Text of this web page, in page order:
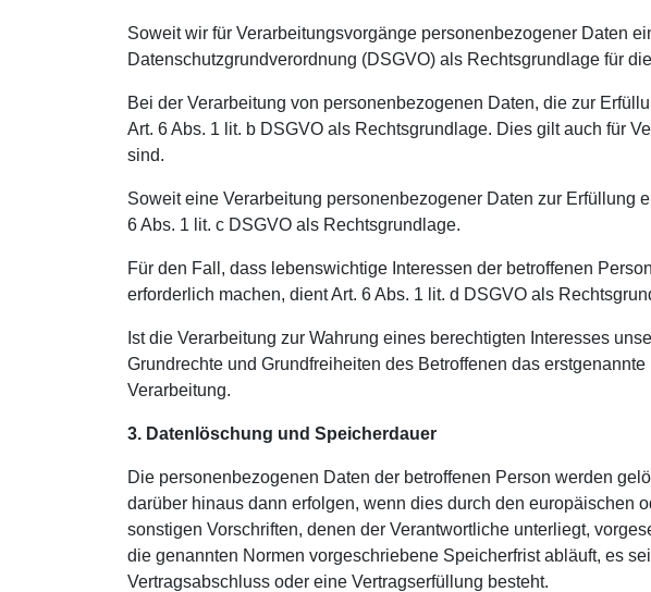
Soweit wir für Verarbeitungsvorgänge personenbezogener Daten
Datenschutzgrundverordnung (DSGVO) als Rechtsgrundlage für
Bei der Verarbeitung von personenbezogenen Daten, die zur
Art. 6 Abs. 1 lit. b DSGVO als Rechtsgrundlage. Dies gilt auch für
sind.
Soweit eine Verarbeitung personenbezogener Daten zur Erfüllung
6 Abs. 1 lit. c DSGVO als Rechtsgrundlage.
Für den Fall, dass lebenswichtige Interessen der betroffenen
erforderlich machen, dient Art. 6 Abs. 1 lit. d DSGVO als
Ist die Verarbeitung zur Wahrung eines berechtigten Interesses
Grundrechte und Grundfreiheiten des Betroffenen das
Verarbeitung.
3. Datenlöschung und Speicherdauer
Die personenbezogenen Daten der betroffenen Person werden
darüber hinaus dann erfolgen, wenn dies durch den europäischen
sonstigen Vorschriften, denen der Verantwortliche unterliegt,
die genannten Normen vorgeschriebene Speicherfrist abläuft, es
Vertragsabschluss oder eine Vertragserfüllung besteht.